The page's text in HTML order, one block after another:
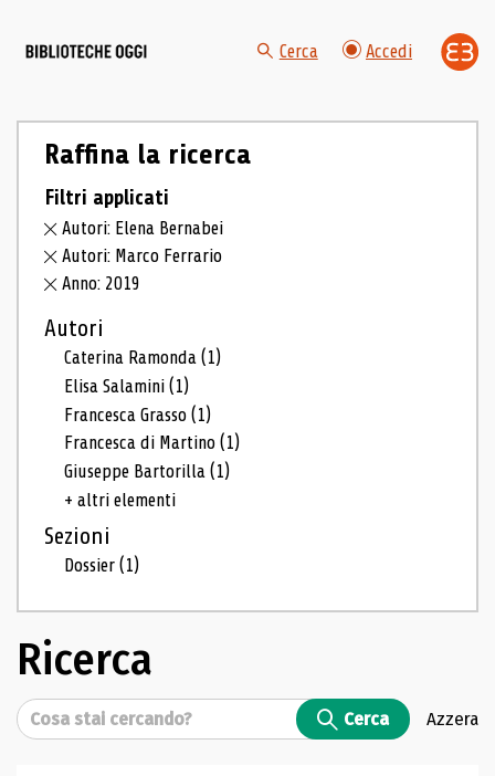
Cerca Accedi
Raffina la ricerca
Filtri applicati
Autori: Elena Bernabei
Autori: Marco Ferrario
Anno: 2019
Autori
Caterina Ramonda(1)
Elisa Salamini(1)
Francesca Grasso(1)
Francesca di Martino(1)
Giuseppe Bartorilla(1)
+ altri elementi
Sezioni
Dossier(1)
Ricerca
Cerca Cerca Azzera